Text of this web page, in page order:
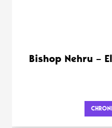
Bishop Nehru –